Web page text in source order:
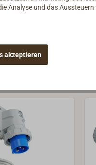
Analyse und das Aussteuern
akzeptieren